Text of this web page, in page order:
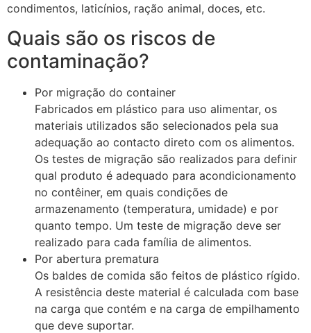
condimentos, laticínios, ração animal, doces, etc.
Quais são os riscos de
contaminação?
Por migração do container
Fabricados em plástico para uso alimentar, os
materiais utilizados são selecionados pela sua
adequação ao contacto direto com os alimentos.
Os testes de migração são realizados para definir
qual produto é adequado para acondicionamento
no contêiner, em quais condições de
armazenamento (temperatura, umidade) e por
quanto tempo. Um teste de migração deve ser
realizado para cada família de alimentos.
Por abertura prematura
Os baldes de comida são feitos de plástico rígido.
A resistência deste material é calculada com base
na carga que contém e na carga de empilhamento
que deve suportar.